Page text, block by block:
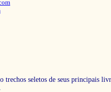
trechos seletos de seus principais